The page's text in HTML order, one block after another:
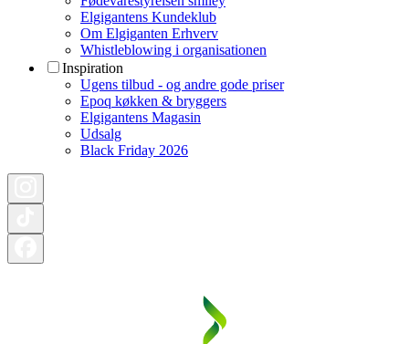
Elgigantens Kundeklub
Om Elgiganten Erhverv
Whistleblowing i organisationen
Inspiration
Ugens tilbud - og andre gode priser
Epoq køkken & bryggers
Elgigantens Magasin
Udsalg
Black Friday 2026